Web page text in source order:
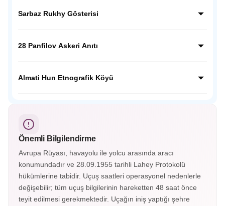
Sarbaz Rukhy Gösterisi
ulusal ruhunu yansıtan etkileyici bir gösteridir. Askeri tören
28 Panfilov Askeri Anıtı
alır. II. Dünya Savaşı’nda Moskova savunmasında
Almati Hun Etnografik Köyü
sanatları gösterileri ve halk danslarıyla Orta Asya tarihine
yolculuk sunar.
Önemli Bilgilendirme
Avrupa Rüyası, havayolu ile yolcu arasında aracı
konumundadır ve 28.09.1955 tarihli Lahey Protokolü
hükümlerine tabidir. Uçuş saatleri operasyonel nedenlerle
değişebilir; tüm uçuş bilgilerinin hareketten 48 saat önce
teyit edilmesi gerekmektedir. Uçağın iniş yaptığı şehre